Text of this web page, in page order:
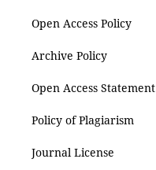
Open Access Policy
Archive Policy
Open Access Statement
Policy of Plagiarism
Journal License